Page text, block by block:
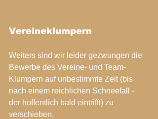
Vereineklumpern
Weiters sind wir leider gezwungen die
Bewerbe des Vereine- und Team-
Klumpern auf unbestimmte Zeit (bis
nach einem reichlichen Schneefall -
der hoffentlich bald eintrifft) zu
verschieben.